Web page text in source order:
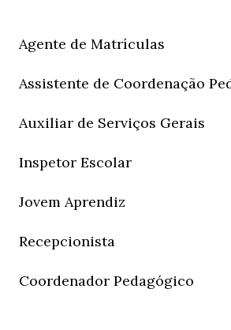
Agente de Matrículas
Assistente de Coordenação
Auxiliar de Serviços Gerais
Inspetor Escolar
Jovem Aprendiz
Recepcionista
Coordenador Pedagógico